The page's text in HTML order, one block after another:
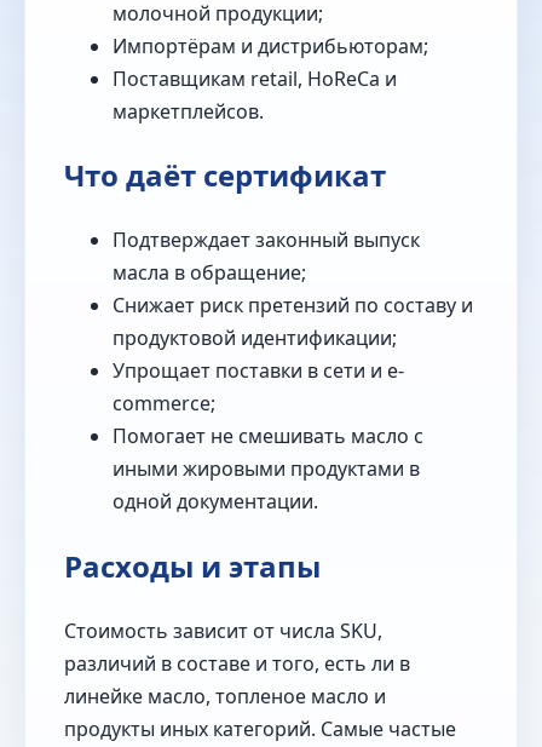
молочной продукции;
Импортёрам и дистрибьюторам;
Поставщикам retail, HoReCa и
маркетплейсов.
Что даёт сертификат
Подтверждает законный выпуск
масла в обращение;
Снижает риск претензий по составу и
продуктовой идентификации;
Упрощает поставки в сети и e-
commerce;
Помогает не смешивать масло с
иными жировыми продуктами в
одной документации.
Расходы и этапы
Стоимость зависит от числа SKU,
различий в составе и того, есть ли в
линейке масло, топленое масло и
продукты иных категорий. Самые частые